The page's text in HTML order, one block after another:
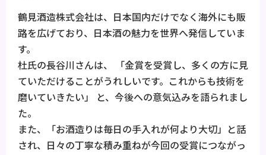
鶴見酒造株式会社は、日本国内だけでなく海外にも販
路を広げており、日本酒の魅力を世界へ発信していま
す。
杜氏の長谷川さんは、 「金賞を受賞し、多くの方に見
ていただけることがうれしいです。これからも技術を
磨いていきたい」 と、今後への意気込みを語られまし
た。
また、「お酒造りは毎日の手入れが何より大切」と話
され、日々の丁寧な積み重ねが今回の受賞につながっ